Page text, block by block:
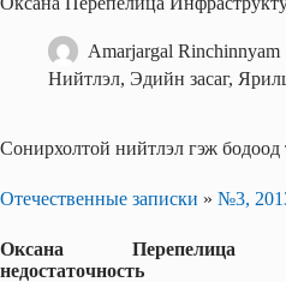
Amarjargal Rinchinnyam
Нийтлэл, Эдийн засаг,
Сонирхолтой нийтлэл гэж бодоод
Отечественные записки » №3,
Оксана Перепелица
недостаточность